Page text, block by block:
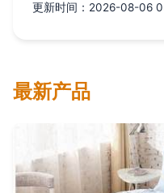
更新时间：2026-08-06
最新产品